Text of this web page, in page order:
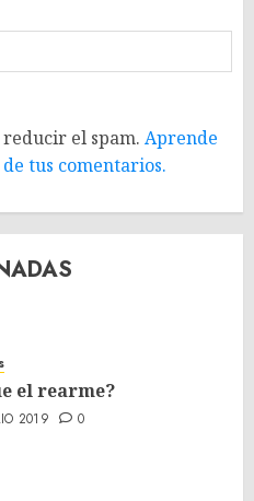
el spam. Aprende
tus comentarios.
el rearme?
2019 0